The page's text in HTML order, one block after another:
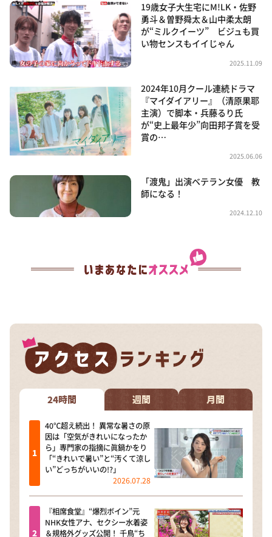
19歳女子大生宅にM!LK・佐野
勇斗＆曽野舜太＆山中柔太朗
が“ミルクイーツ” ビジュも買
い物センスもイイじゃん
2025.11.09
2024年10月クール連続ドラマ
『マイダイアリー』（清原果耶
主演）で脚本・兵藤るり氏
が“史上最年少”向田邦子賞を受
賞の…
2025.06.06
「渡鬼」出演ベテラン女優 教
師になる！
2024.12.10
24時間 週間 月間
40℃超え続出！ 異常な暑さの原
因は「空気がきれいになったか
ら」専門家の指摘に眞鍋かをり
「“きれいで暑い”と“汚くて涼し
い”どっちがいいの!?」
2026.07.28
『相席食堂』“爆烈ボイン”元
NHK女性アナ、セクシー水着姿
＆規格外グッズ公開！ 千鳥“ち